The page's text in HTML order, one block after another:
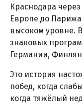
Краснодара
Европе до
высоком уровне.
знаковых
Германии,
Это история
побед, когда
когда тяжёлый